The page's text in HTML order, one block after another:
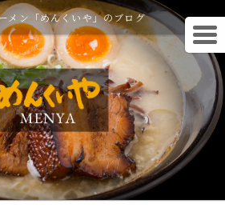
メン「めんくいや」のブログ